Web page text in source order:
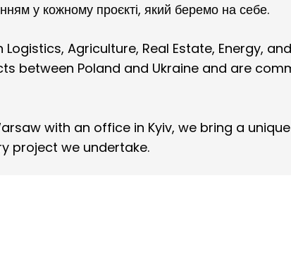
у кожному проєкті, який беремо на себе.
Logistics, Agriculture, Real Estate, Energy,
between Poland and Ukraine and are
with an office in Kyiv, we bring a
project we undertake.